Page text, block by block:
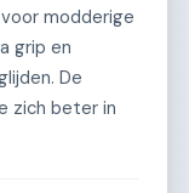
modderige
grip en
De
zich beter in